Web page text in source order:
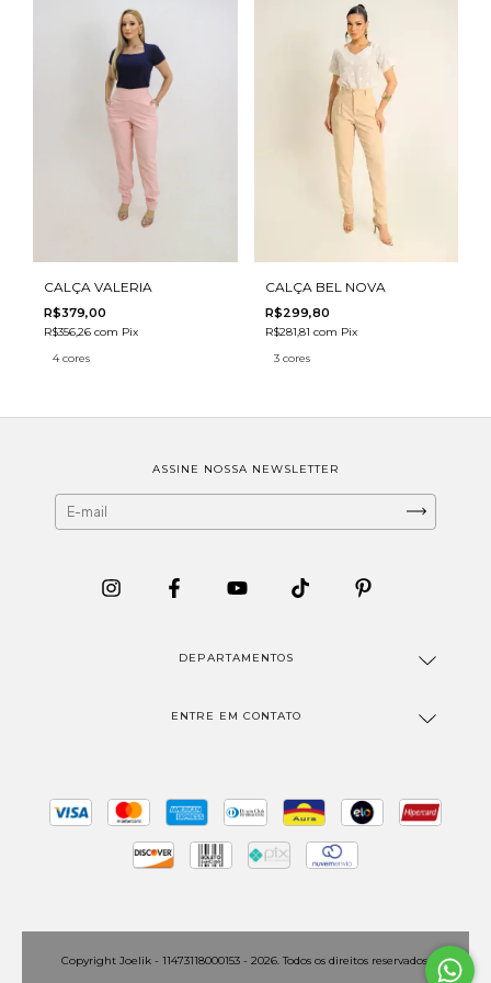
CALÇA VALERIA
R$379,00
R$356,26 com Pix
4 cores
CALÇA BEL NOVA
R$299,80
R$281,81 com Pix
3 cores
ASSINE NOSSA NEWSLETTER
DEPARTAMENTOS
ENTRE EM CONTATO
Copyright Joelik - 11473118000153 - 2026. Todos os direitos reservados.